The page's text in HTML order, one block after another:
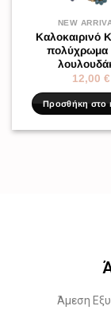
NEW
Καλοκαιρινό
πολύχρωμα
12,00 €
Προσθήκη στο
Άμεση